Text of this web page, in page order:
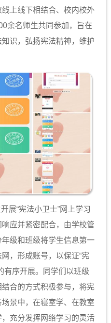
上线下相结合、校内校外
余名师生共同参加，旨在
识，弘扬宪法精神，维护
“宪法小卫士”网上学习
应并紧密配合，由学校管
级和班级将学生信息第一
，形成账号，以保证“宪
有序开展。同学们以班级
合的方式积极参与，将宪
景中，在寝室学、在教室
充分发挥网络学习的灵活